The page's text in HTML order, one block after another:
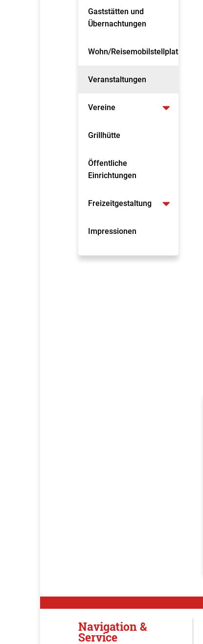
Gaststätten und
Übernachtungen
Wohn/Reisemobilstellplatz
Veranstaltungen
Vereine
Grillhütte
Öffentliche
Einrichtungen
Freizeitgestaltung
Impressionen
Navigation &
Service